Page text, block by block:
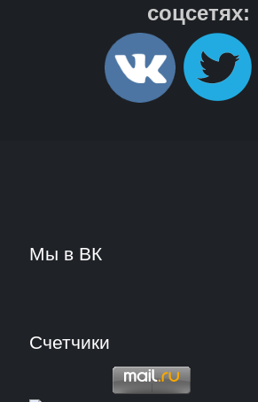
соцсетях:
Мы в ВК
Счетчики